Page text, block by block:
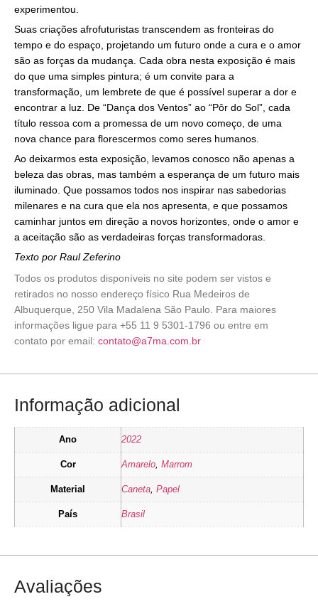
experimentou.
Suas criações afrofuturistas transcendem as fronteiras do
tempo e do espaço, projetando um futuro onde a cura e o amor
são as forças da mudança. Cada obra nesta exposição é mais
do que uma simples pintura; é um convite para a
transformação, um lembrete de que é possível superar a dor e
encontrar a luz. De “Dança dos Ventos” ao “Pôr do Sol”, cada
título ressoa com a promessa de um novo começo, de uma
nova chance para florescermos como seres humanos.
Ao deixarmos esta exposição, levamos conosco não apenas a
beleza das obras, mas também a esperança de um futuro mais
iluminado. Que possamos todos nos inspirar nas sabedorias
milenares e na cura que ela nos apresenta, e que possamos
caminhar juntos em direção a novos horizontes, onde o amor e
a aceitação são as verdadeiras forças transformadoras.
Texto por Raul Zeferino
Todos os produtos disponíveis no site podem ser vistos e
retirados no nosso endereço físico Rua Medeiros de
Albuquerque, 250 Vila Madalena São Paulo. Para maiores
informações ligue para +55 11 9 5301-1796 ou entre em
contato por email: contato@a7ma.com.br
Informação adicional
Ano 2022
Cor Amarelo Marrom
Material Caneta Papel
País Brasil
Avaliações